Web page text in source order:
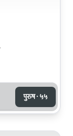
पुरुष · ५५